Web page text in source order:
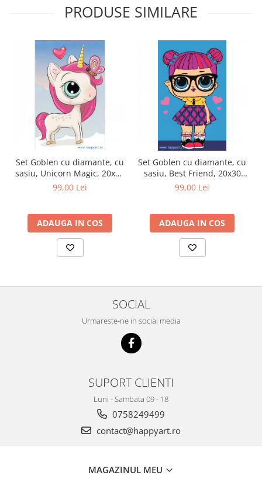
PRODUSE SIMILARE
Set Goblen cu diamante, cu
sasiu, Unicorn Magic, 20x30
cm, 14 culori
99,00 Lei
ADAUGA IN COS
Set Goblen cu diamante, cu
sasiu, Best Friend, 20x30
cm, 9 culori
99,00 Lei
ADAUGA IN COS
SOCIAL
Urmareste-ne in social media
SUPORT CLIENTI
Luni - Sambata 09 - 18
0758249499
contact@happyart.ro
MAGAZINUL MEU